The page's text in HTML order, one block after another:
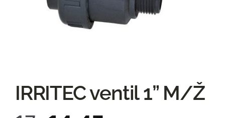
IRRITEC ventil 1” M/Ž